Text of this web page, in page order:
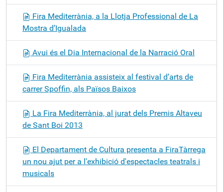
Fira Mediterrània, a la Llotja Professional de La
Mostra d’Igualada
Avui és el Dia Internacional de la Narració Oral
Fira Mediterrània assisteix al festival d’arts de
carrer Spoffin, als Països Baixos
La Fira Mediterrània, al jurat dels Premis Altaveu
de Sant Boi 2013
El Departament de Cultura presenta a FiraTàrrega
un nou ajut per a l'exhibició d'espectacles teatrals i
musicals